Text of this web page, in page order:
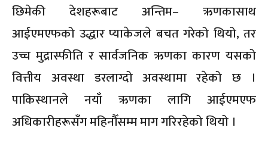
छिमेकी देशहरूबाट अन्तिम– ऋणकासाथ
आईएमएफको उद्धार प्याकेजले बचत गरेको थियो, तर
उच्च मुद्रास्फीति र सार्वजनिक ऋणका कारण यसको
वित्तीय अवस्था डरलाग्दो अवस्थामा रहेको छ ।
पाकिस्थानले नयाँ ऋणका लागि आईएमएफ
अधिकारीहरूसँग महिनौँसम्म माग गरिरहेको थियो ।